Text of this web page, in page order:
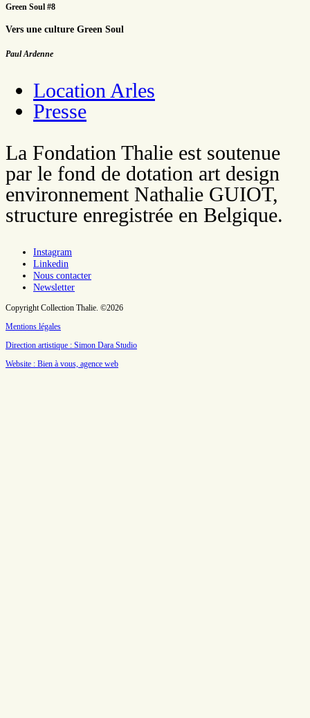
Green Soul #8
Vers une culture Green Soul
Paul Ardenne
Location Arles
Presse
La Fondation Thalie est soutenue
par le fond de dotation art design
environnement Nathalie GUIOT,
structure enregistrée en Belgique.
Instagram
Linkedin
Nous contacter
Newsletter
Copyright Collection Thalie. ©2026
Mentions légales
Direction artistique : Simon Dara Studio
Website : Bien à vous, agence web